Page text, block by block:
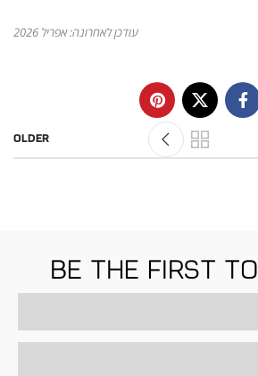
עודכן לאחרונה: אפריל 2026
Older
be the first to